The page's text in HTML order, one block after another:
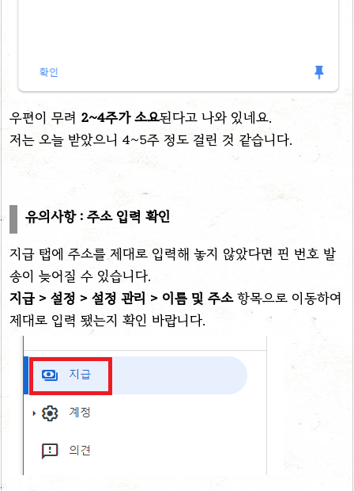
우편이 무려 2~4주가 소요된다고 나와 있네요.
저는 오늘 받았으니 4~5주 정도 걸린 것 같습니다.
유의사항 : 주소 입력 확인
지급 탭에 주소를 제대로 입력해 놓지 않았다면 핀 번호 발
송이 늦어질 수 있습니다.
지급 > 설정 > 설정 관리 > 이름 및 주소항목으로 이동하여
제대로 입력 됐는지 확인 바랍니다.